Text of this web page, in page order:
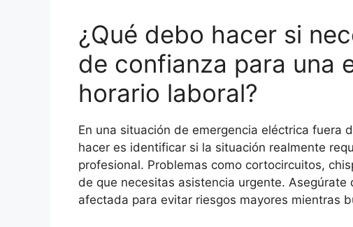
¿Qué debo hacer si
de confianza para una
horario laboral?
En una situación de emergencia eléctrica fuera
hacer es identificar si la situación realmente
profesional. Problemas como cortocircuitos,
de que necesitas asistencia urgente.
afectada para evitar riesgos mayores mientras